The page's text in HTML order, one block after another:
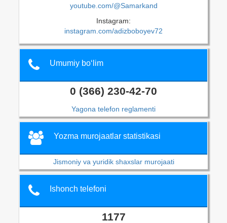
youtube.com/@Samarkand
Instagram:
instagram.com/adizboboyev72
Umumiy bo‘lim
0 (366) 230-42-70
Yagona telefon reglamenti
Yozma murojaatlar statistikasi
Jismoniy va yuridik shaxslar murojaati
Ishonch telefoni
1177